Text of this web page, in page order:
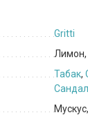
Gritti
Лимон,
Табак,
Сандал